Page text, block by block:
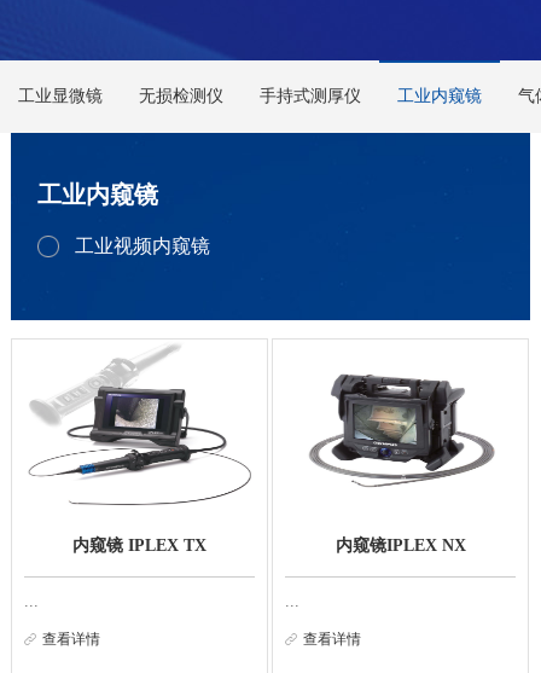
工业显微镜 无损检测仪 手持式测厚仪 工业内窥镜 气
工业内窥镜
工业视频内窥镜
内窥镜 IPLEX TX
查看详情
内窥镜IPLEX NX
查看详情